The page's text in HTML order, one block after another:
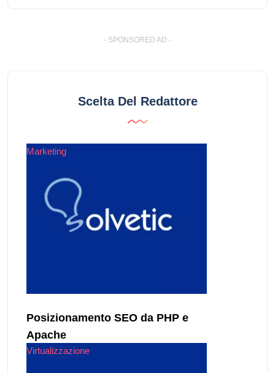
- SPONSORED AD -
Scelta Del Redattore
Marketing
Posizionamento SEO da PHP e
Apache
Virtualizzazione